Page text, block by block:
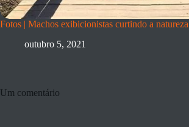
Fotos | Machos exibicionistas curtindo a natureza
outubro 5, 2021
Um comentário